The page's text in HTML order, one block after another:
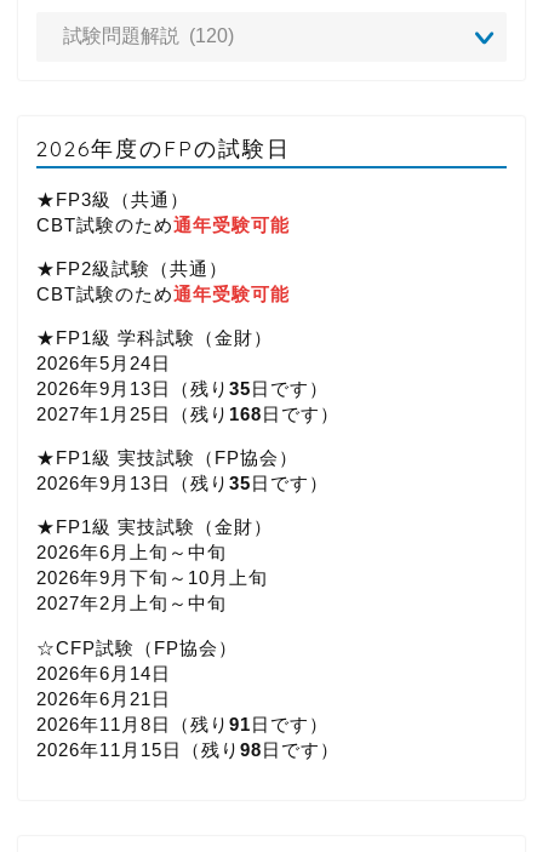
2026年度のFPの試験日
★FP3級（共通）
CBT試験のため通年受験可能
★FP2級試験（共通）
CBT試験のため通年受験可能
★FP1級 学科試験（金財）
2026年5月24日
2026年9月13日（残り 35日です）
2027年1月25日（残り 168日です）
★FP1級 実技試験（FP協会）
2026年9月13日（残り 35日です）
★FP1級 実技試験（金財）
2026年6月上旬～中旬
2026年9月下旬～10月上旬
2027年2月上旬～中旬
☆CFP試験（FP協会）
2026年6月14日
2026年6月21日
2026年11月8日（残り 91日です）
2026年11月15日（残り 98日です）